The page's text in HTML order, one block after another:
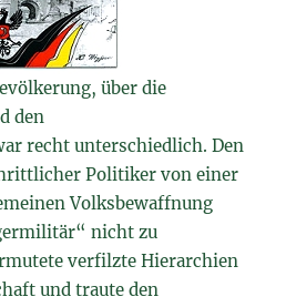
über die
den
recht unterschiedlich. Den
Politiker von einer
Volksbewaffnung
nicht zu
verfilzte Hierarchien
und traute den